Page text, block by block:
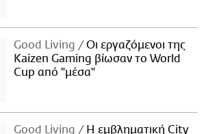
Good Living
Οι εργαζόμενοι της
Kaizen Gaming βίωσαν το World
Cup από "μέσα"
Good Living
Η εμβληματική City